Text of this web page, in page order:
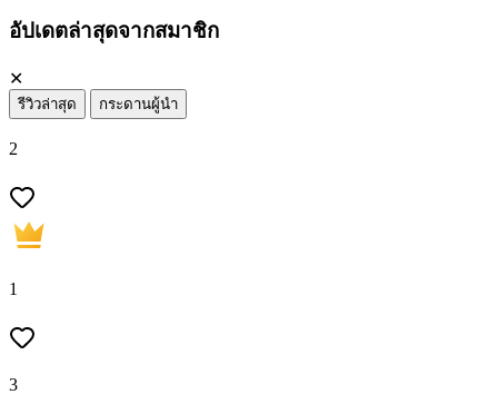
อัปเดตล่าสุดจากสมาชิก
✕
รีวิวล่าสุด กระดานผู้นำ
2
1
3